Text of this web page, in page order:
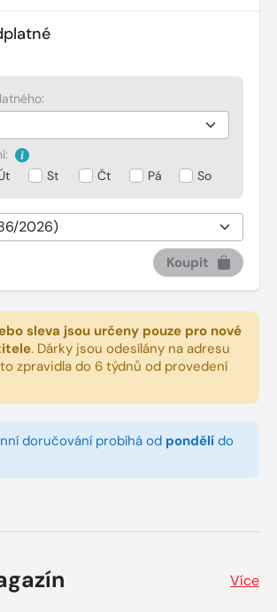
St Čt Pá So
Koupit
sleva jsou určeny pouze pro nové
. Dárky jsou odesílány na adresu
zpravidla do 6 týdnů od provedení
doručování probíhá od pondělí do
Více